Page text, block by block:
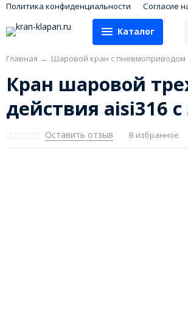
Политика конфиденциальности Согласие
Каталог
Главная → Шаровой кран с пневмоприводом
Кран шаровой
действия aisi316
Оставить отзыв В избранное